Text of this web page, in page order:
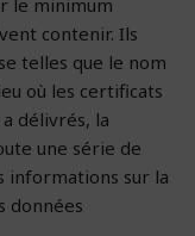
contenir. Ils
telles que le nom
où les certificats
délivrés, la
une série de
informations sur la
données